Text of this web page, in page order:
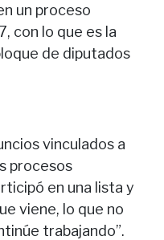
un proceso
con lo que es la
de diputados
vinculados a
procesos
en una lista y
viene, lo que no
trabajando”.